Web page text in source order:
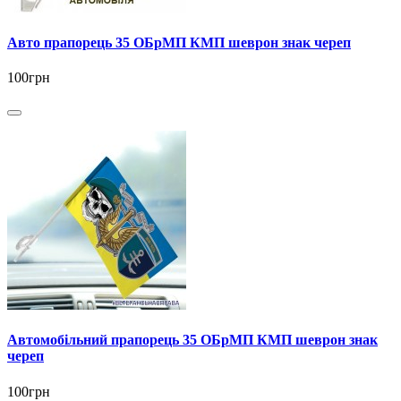
Авто прапорець 35 ОБрМП КМП шеврон знак череп
100грн
Автомобільний прапорець 35 ОБрМП КМП шеврон знак
череп
100грн